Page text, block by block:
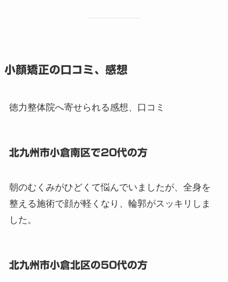
小顔矯正の口コミ、感想
徳力整体院へ寄せられる感想、口コミ
北九州市小倉南区で20代の方
朝のむくみがひどくて悩んでいましたが、全身を
整える施術で顔が軽くなり、輪郭がスッキリしま
した。
北九州市小倉北区の50代の方